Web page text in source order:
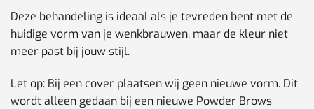
Deze behandeling is ideaal als je tevreden bent met de
huidige vorm van je wenkbrauwen, maar de kleur niet
meer past bij jouw stijl.
Let op: Bij een cover plaatsen wij geen nieuwe vorm. Dit
wordt alleen gedaan bij een nieuwe Powder Brows